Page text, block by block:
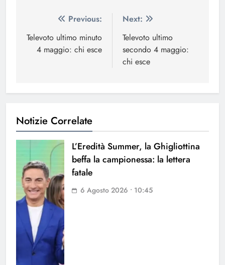
Navigazione
articoli
Previous:
Televoto ultimo minuto
4 maggio: chi esce
Next:
Televoto ultimo
secondo 4 maggio:
chi esce
Notizie Correlate
L’Eredità Summer, la Ghigliottina
beffa la campionessa: la lettera
fatale
6 Agosto 2026 • 10:45